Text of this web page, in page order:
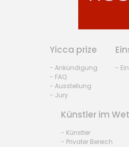
Yicca prize
- Ankündigung
- FAQ
- Ausstellung
- Jury
-
Künstler im
- Künstler
- Privater Bereich